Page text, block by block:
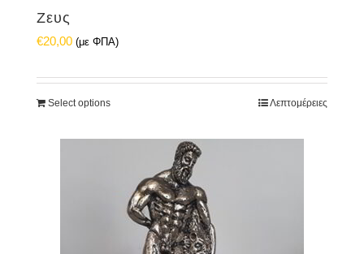
Ζευς
€20,00 (με ΦΠΑ)
Select options Λεπτομέρειες